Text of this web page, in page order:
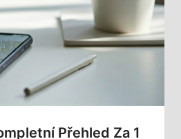
Přehled Za 1